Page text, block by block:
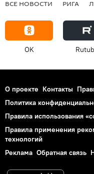
ВСЕ НОВОСТИ РИГА
OK
О проекте Контакты
Политика
Правила использования
Правила применения
технологий
Реклама Обратная связь